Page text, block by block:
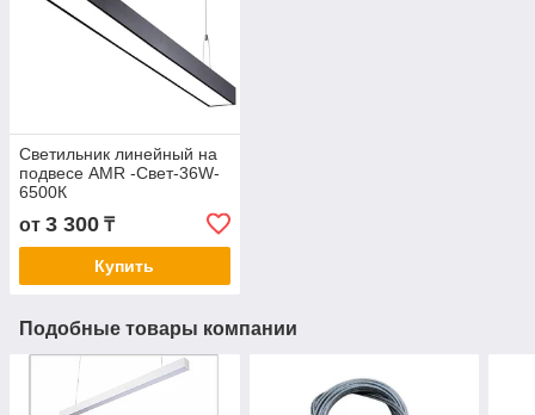
Светильник линейный на
подвесе AMR -Свет-36W-
6500К
от 3 300 ₸
Купить
Подобные товары компании